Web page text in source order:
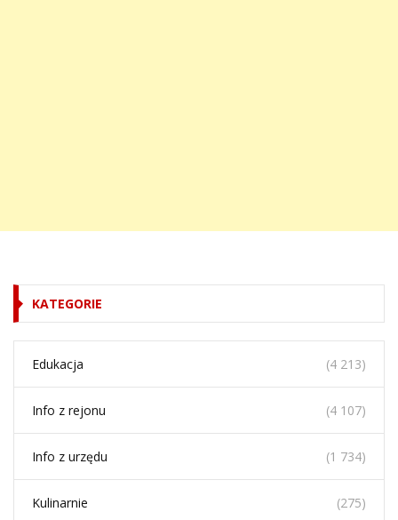
KATEGORIE
Edukacja (4 213)
Info z rejonu (4 107)
Info z urzędu (1 734)
Kulinarnie (275)